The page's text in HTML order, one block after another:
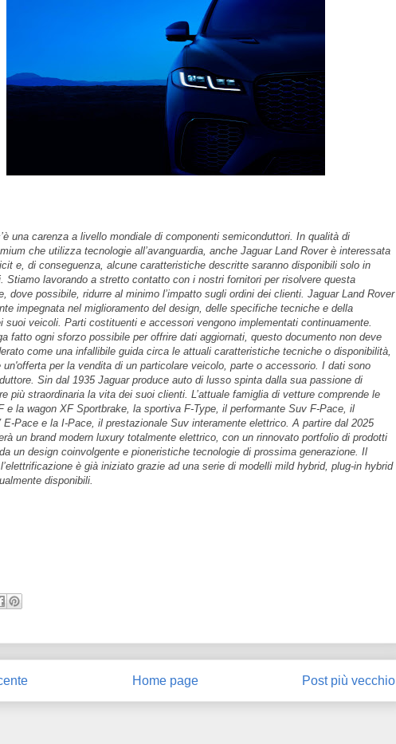
una carenza a livello mondiale di componenti semiconduttori. In qualità di
che utilizza tecnologie all’avanguardia, anche Jaguar Land Rover è interessata
e, di conseguenza, alcune caratteristiche descritte saranno disponibili solo in
Stiamo lavorando a stretto contatto con i nostri fornitori per risolvere questa
dove possibile, ridurre al minimo l’impatto sugli ordini dei clienti. Jaguar Land Rover
impegnata nel miglioramento del design, delle specifiche tecniche e della
suoi veicoli. Parti costituenti e accessori vengono implementati continuamente.
fatto ogni sforzo possibile per offrire dati aggiornati, questo documento non deve
come una infallibile guida circa le attuali caratteristiche tecniche o disponibilità,
per la vendita di un particolare veicolo, parte o accessorio. I dati sono
Sin dal 1935 Jaguar produce auto di lusso spinta dalla sua passione di
più straordinaria la vita dei suoi clienti. L’attuale famiglia di vetture comprende le
e la wagon XF Sportbrake, la sportiva F-Type, il performante Suv F-Pace, il
Pace e la I-Pace, il prestazionale Suv interamente elettrico. A partire dal 2025
un brand modern luxury totalmente elettrico, con un rinnovato portfolio di prodotti
un design coinvolgente e pioneristiche tecnologie di prossima generazione. Il
è già iniziato grazie ad una serie di modelli mild hybrid, plug-in hybrid
disponibili.
Post più vecchio
Home page